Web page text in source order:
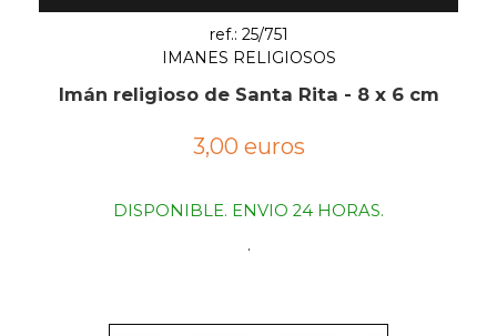
ref.: 25/751
IMANES RELIGIOSOS
Imán religioso de Santa Rita - 8 x 6 cm
3,00 euros
DISPONIBLE. ENVIO 24 HORAS.
.